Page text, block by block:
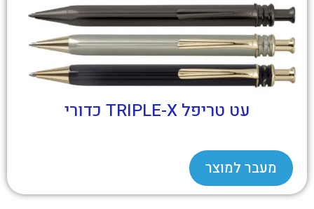
עט טריפל TRIPLE-X כדורי
מעבר למוצר